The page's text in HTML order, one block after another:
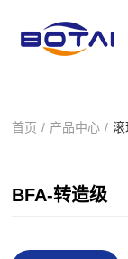
首页 / 产品中心 / 滚
BFA-转造级